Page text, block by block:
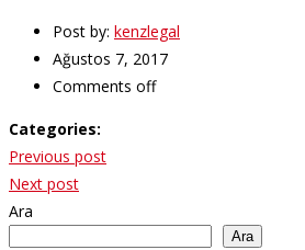
Post by: kenzlegal
Ağustos 7, 2017
Comments off
Categories:
Yazı
gezinmesi
Previous post
Next post
Ara
Ara